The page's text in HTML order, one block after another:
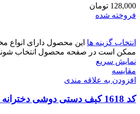
128,000 تومان
فروخته شده
انتخاب گزینه ها این محصول دارای انواع
ممکن است در صفحه محصول انتخاب
نمایش سریع
مقايسه
افزودن به علاقه مندی
کد 1618 کیف دستی دوشی دخترانه مدل الینا